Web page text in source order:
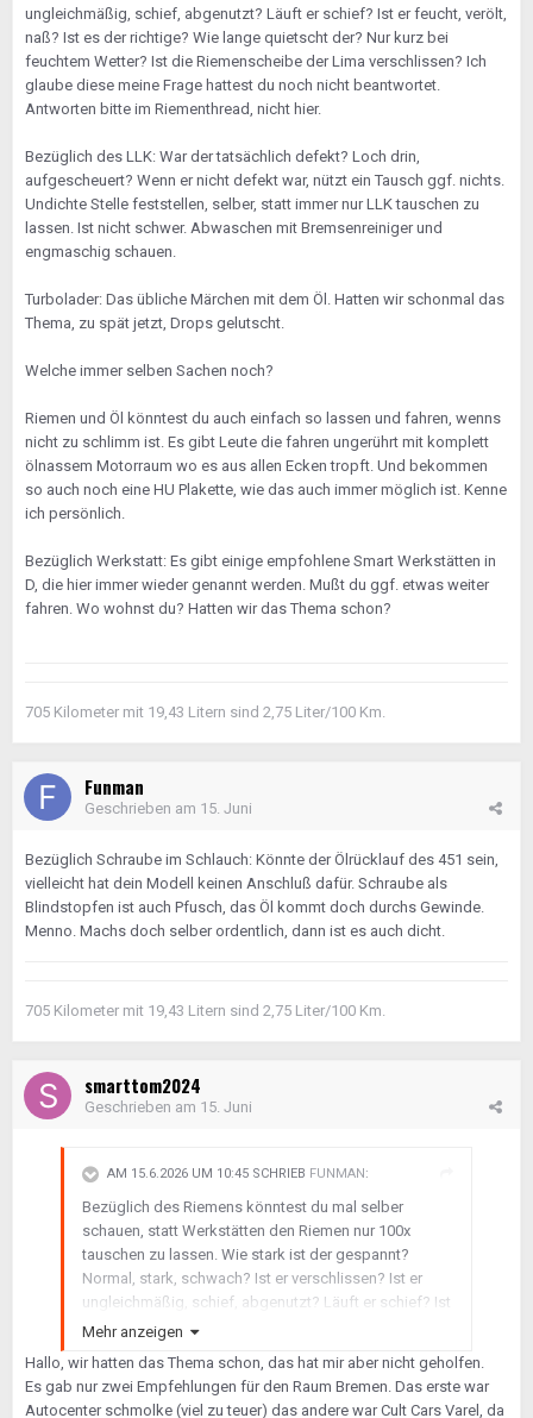
ungleichmäßig, schief, abgenutzt? Läuft er schief? Ist er feucht, verölt,
naß? Ist es der richtige? Wie lange quietscht der? Nur kurz bei
feuchtem Wetter? Ist die Riemenscheibe der Lima verschlissen? Ich
glaube diese meine Frage hattest du noch nicht beantwortet.
Antworten bitte im Riementhread, nicht hier.
Bezüglich des LLK: War der tatsächlich defekt? Loch drin,
aufgescheuert? Wenn er nicht defekt war, nützt ein Tausch ggf. nichts.
Undichte Stelle feststellen, selber, statt immer nur LLK tauschen zu
lassen. Ist nicht schwer. Abwaschen mit Bremsenreiniger und
engmaschig schauen.
Turbolader: Das übliche Märchen mit dem Öl. Hatten wir schonmal das
Thema, zu spät jetzt, Drops gelutscht.
Welche immer selben Sachen noch?
Riemen und Öl könntest du auch einfach so lassen und fahren, wenns
nicht zu schlimm ist. Es gibt Leute die fahren ungerührt mit komplett
ölnassem Motorraum wo es aus allen Ecken tropft. Und bekommen
so auch noch eine HU Plakette, wie das auch immer möglich ist. Kenne
ich persönlich.
Bezüglich Werkstatt: Es gibt einige empfohlene Smart Werkstätten in
D, die hier immer wieder genannt werden. Mußt du ggf. etwas weiter
fahren. Wo wohnst du? Hatten wir das Thema schon?
705 Kilometer mit 19,43 Litern sind 2,75 Liter/100 Km.
Funman
Geschrieben am 15. Juni
Bezüglich Schraube im Schlauch: Könnte der Ölrücklauf des 451 sein,
vielleicht hat dein Modell keinen Anschluß dafür. Schraube als
Blindstopfen ist auch Pfusch, das Öl kommt doch durchs Gewinde.
Menno. Machs doch selber ordentlich, dann ist es auch dicht.
705 Kilometer mit 19,43 Litern sind 2,75 Liter/100 Km.
smarttom2024
Geschrieben am 15. Juni
AM 15.6.2026 UM 10:45 SCHRIEB FUNMAN:
Bezüglich des Riemens könntest du mal selber
schauen, statt Werkstätten den Riemen nur 100x
tauschen zu lassen. Wie stark ist der gespannt?
Normal, stark, schwach? Ist er verschlissen? Ist er
ungleichmäßig, schief, abgenutzt? Läuft er schief? Ist
er feucht, verölt, naß? Ist es der richtige? Wie lange
Riemenscheibe der Lima verschlissen? Ich glaube
diese meine Frage hattest du noch nicht beantwortet.
Mehr anzeigen
Hallo, wir hatten das Thema schon, das hat mir aber nicht geholfen.
Es gab nur zwei Empfehlungen für den Raum Bremen. Das erste war
Autocenter schmolke (viel zu teuer) das andere war Cult Cars Varel, da